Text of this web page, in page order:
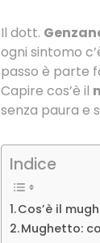
Il dott.
ogni sintomo
passo è parte
Capire cos’è il
senza paura e
Indice
Cos’è il
Mughetto: